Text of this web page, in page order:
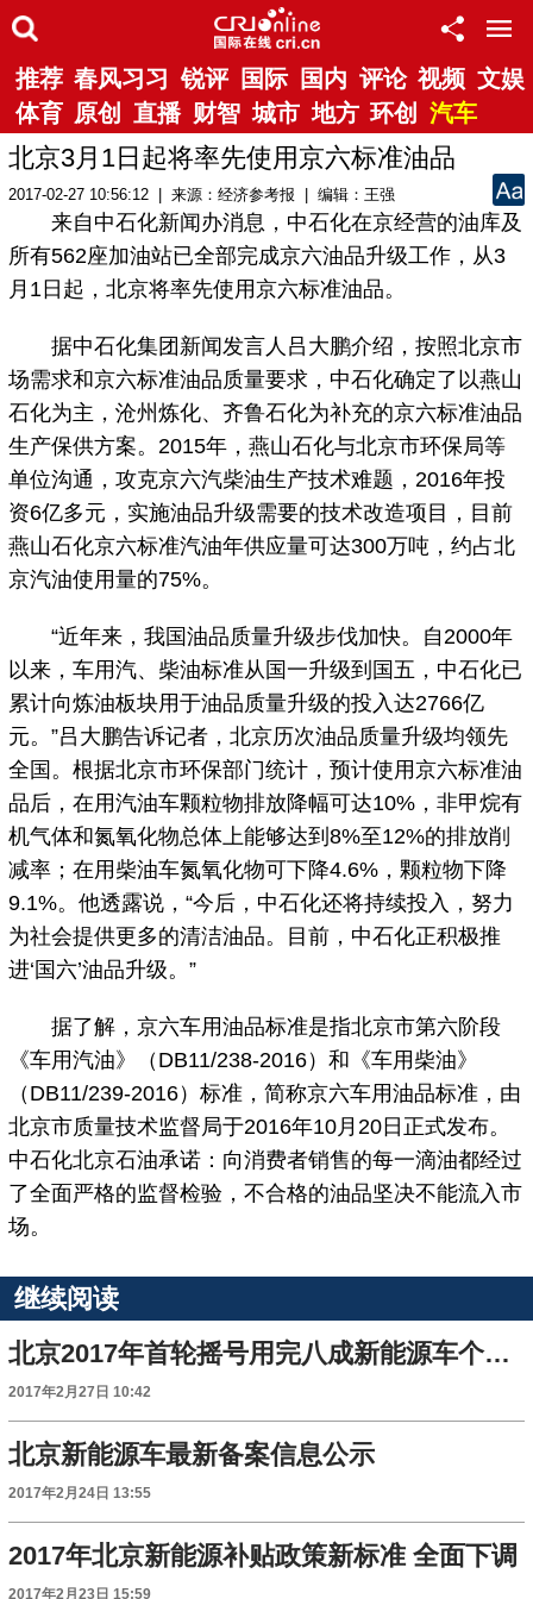
推荐 春风习习 锐评 国际 国内 评论 视频 文娱
体育 原创 直播 财智 城市 地方 环创 汽车
北京3月1日起将率先使用京六标准油品
2017-02-27 10:56:12 | 来源：经济参考报 | 编辑：王强
来自中石化新闻办消息，中石化在京经营的油库及
所有562座加油站已全部完成京六油品升级工作，从3
月1日起，北京将率先使用京六标准油品。
据中石化集团新闻发言人吕大鹏介绍，按照北京市
场需求和京六标准油品质量要求，中石化确定了以燕山
石化为主，沧州炼化、齐鲁石化为补充的京六标准油品
生产保供方案。2015年，燕山石化与北京市环保局等
单位沟通，攻克京六汽柴油生产技术难题，2016年投
资6亿多元，实施油品升级需要的技术改造项目，目前
燕山石化京六标准汽油年供应量可达300万吨，约占北
京汽油使用量的75%。
“近年来，我国油品质量升级步伐加快。自2000年
以来，车用汽、柴油标准从国一升级到国五，中石化已
累计向炼油板块用于油品质量升级的投入达2766亿
元。”吕大鹏告诉记者，北京历次油品质量升级均领先
全国。根据北京市环保部门统计，预计使用京六标准油
品后，在用汽油车颗粒物排放降幅可达10%，非甲烷有
机气体和氮氧化物总体上能够达到8%至12%的排放削
减率；在用柴油车氮氧化物可下降4.6%，颗粒物下降
9.1%。他透露说，“今后，中石化还将持续投入，努力
为社会提供更多的清洁油品。目前，中石化正积极推
进‘国六’油品升级。”
据了解，京六车用油品标准是指北京市第六阶段
《车用汽油》（DB11/238-2016）和《车用柴油》
（DB11/239-2016）标准，简称京六车用油品标准，由
北京市质量技术监督局于2016年10月20日正式发布。
中石化北京石油承诺：向消费者销售的每一滴油都经过
了全面严格的监督检验，不合格的油品坚决不能流入市
场。
继续阅读
北京2017年首轮摇号用完八成新能源车个人指标
2017年2月27日 10:42
北京新能源车最新备案信息公示
2017年2月24日 13:55
2017年北京新能源补贴政策新标准 全面下调
2017年2月23日 15:59